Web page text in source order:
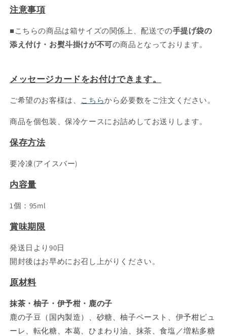
注意事項
■こちらの商品は箱サイズの関係上、配送での手提げ袋の
添え付け・お熨斗掛けが不可の商品となっております。
メッセージカードをお付けできます。
ご希望のお客様は、 こちらから必要数をご注文ください。
商品を個包装、保冷ケースにお詰めしてお送りします。
保存方法
要冷凍(アイスバー)
内容量
1個：95ml
賞味期限
発送日より90日
開封後はお早めにお召し上がりください。
原材料
抹茶・柚子・伊予柑・鹿の子
鹿の子豆（国内製造）、砂糖、柚子ペースト、伊予柑ピュ
ーレ、転化糖、本葛、ひまわり油、抹茶、食塩／増粘多糖